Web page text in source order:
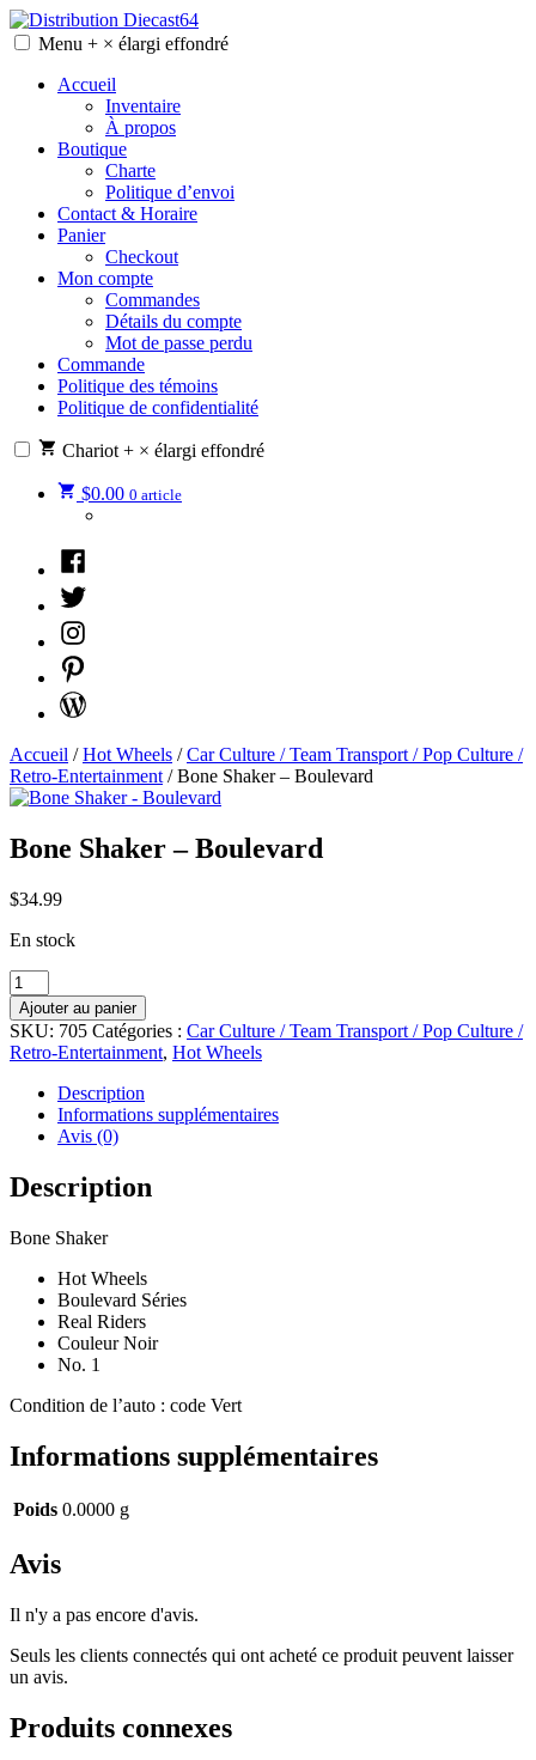
Skip
to
Distribution Diecast64
Une passion, un mode de vie.
Menu + × élargi effondré
Accueil
Inventaire
À propos
Boutique
Charte
Politique d’envoi
Contact & Horaire
Panier
Checkout
Mon compte
Commandes
Détails du compte
Mot de passe perdu
Commande
Politique des témoins
Politique de confidentialité
Chariot + × élargi effondré
$0.00 0 article
Facebook
Twitter
Instagram
Pinterest
WordPress
Accueil /Hot Wheels /Car Culture / Team Transport / Pop Culture /
Retro-Entertainment / Bone Shaker – Boulevard
Bone Shaker – Boulevard
$34.99
En stock
quantité
Bone
Shaker
-
Boulevard
Ajouter au panier
SKU: 705 Catégories : Car Culture / Team Transport / Pop Culture /
Retro-Entertainment, Hot Wheels
Description
Informations supplémentaires
Avis (0)
Description
Bone Shaker
Hot Wheels
Boulevard Séries
Real Riders
Couleur Noir
No. 1
Condition de l’auto : code Vert
Informations supplémentaires
Poids 0.0000 g
Avis
Il n'y a pas encore d'avis.
Seuls les clients connectés qui ont acheté ce produit peuvent laisser
un avis.
Produits connexes